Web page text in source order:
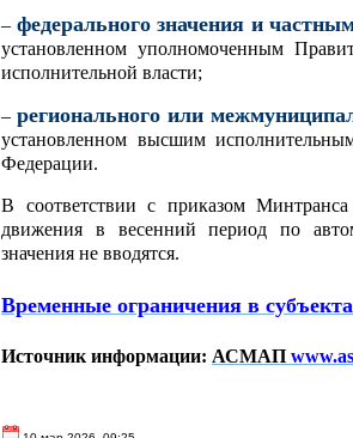
– федерального значения и
установленном уполномоченным
исполнительной власти;
– регионального или
установленном высшим
Федерации.
В соответствии с приказом
движения в весенний период по
значения не вводятся.
Временные ограничения в
Источник информации: АСМАП